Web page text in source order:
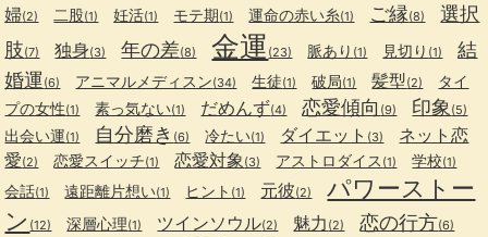
婦(2) 二股(1) 妊活(1) モテ期(1) 運命の赤い糸(1) ご縁(8)
選択
肢(7) 独身(3) 年の差(8) 金運 (23) 脈あり (1) 見切り (1)
結
婚運(6) アニマルメディスン(34) 生徒(1) 破局(1) 髪型(2)
タイ
プの女性(1) 素っ気ない(1) だめんず(4) 恋愛傾向 (9) 印象 (5)
出会い運(1) 自分磨き (6) 冷たい(1) ダイエット (3)
ネット恋
愛(2) 恋愛スイッチ(1) 恋愛対象(3) アストロダイス (1) 学校(1)
会話(1) 遠距離片想い(1) ヒント (1) 元彼(2)
パワーストー
ン (12) 深層心理(1) ツインソウル(2) 魅力 (2) 恋の行方(6)